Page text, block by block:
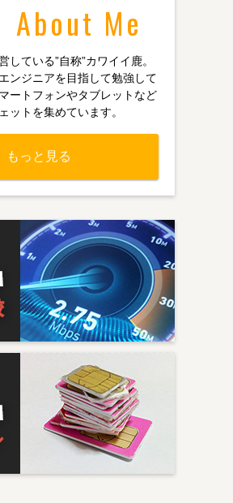
About Me
している”自称”カワイイ鹿。
ンジニアを目指して勉強して
ートフォンやタブレットなど
ットを集めています。
もっと見る